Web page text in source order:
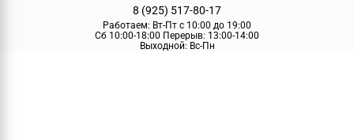
8 (925) 517-80-17
Работаем: Вт-Пт с 10:00 до 19:00
Сб 10:00-18:00 Перерыв: 13:00-14:00
Выходной: Вс-Пн